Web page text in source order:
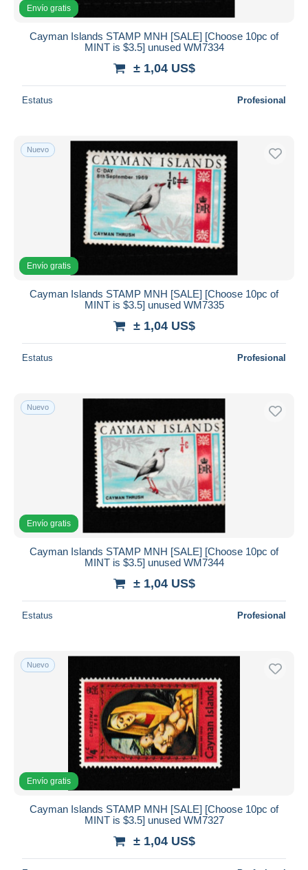
Envío gratis
Cayman Islands STAMP MNH [SALE] [Choose 10pc of
MINT is $3.5] unused WM7334
± 1,04 US$
Estatus Profesional
Nuevo
Envío gratis
Cayman Islands STAMP MNH [SALE] [Choose 10pc of
MINT is $3.5] unused WM7335
± 1,04 US$
Estatus Profesional
Nuevo
Envío gratis
Cayman Islands STAMP MNH [SALE] [Choose 10pc of
MINT is $3.5] unused WM7344
± 1,04 US$
Estatus Profesional
Nuevo
Envío gratis
Cayman Islands STAMP MNH [SALE] [Choose 10pc of
MINT is $3.5] unused WM7327
± 1,04 US$